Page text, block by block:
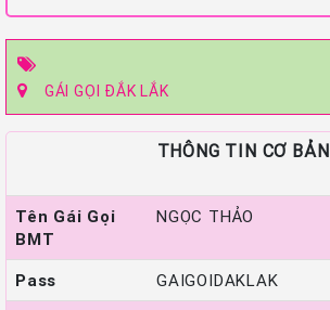
GÁI GỌI ĐẮK LẮK
THÔNG TIN CƠ BẢN
Tên Gái Gọi
BMT
NGỌC THẢO
Pass
GAIGOIDAKLAK